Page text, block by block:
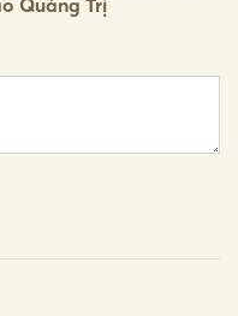
Quảng Trị